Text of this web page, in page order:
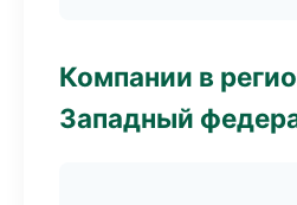
Компании в
Западный